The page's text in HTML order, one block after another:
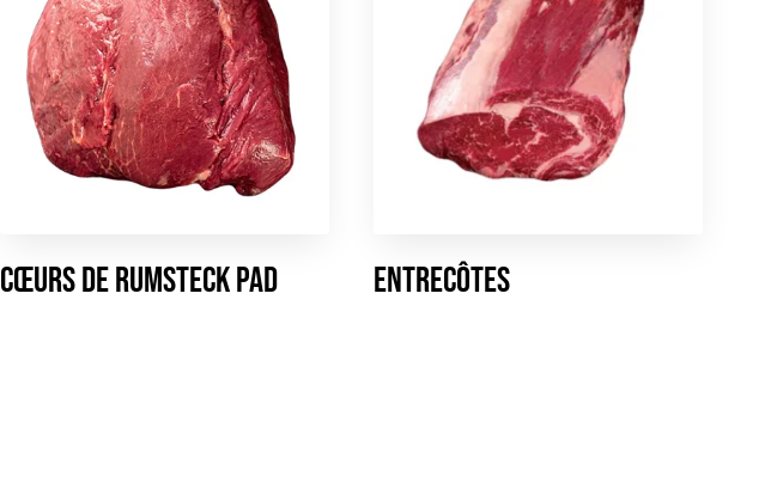
Cœurs de Rumsteck PAD Entrecôtes